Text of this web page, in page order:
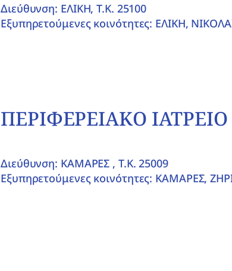
Διεύθυνση: ΕΛΙΚΗ, T.K. 25100
Εξυπηρετούμενες κοινότητες: ΕΛΙΚΗ,
ΠΕΡΙΦΕΡΕΙΑΚΟ
Διεύθυνση: ΚΑΜΑΡΕΣ , T.K. 25009
Εξυπηρετούμενες κοινότητες: ΚΑΜΑΡΕΣ,